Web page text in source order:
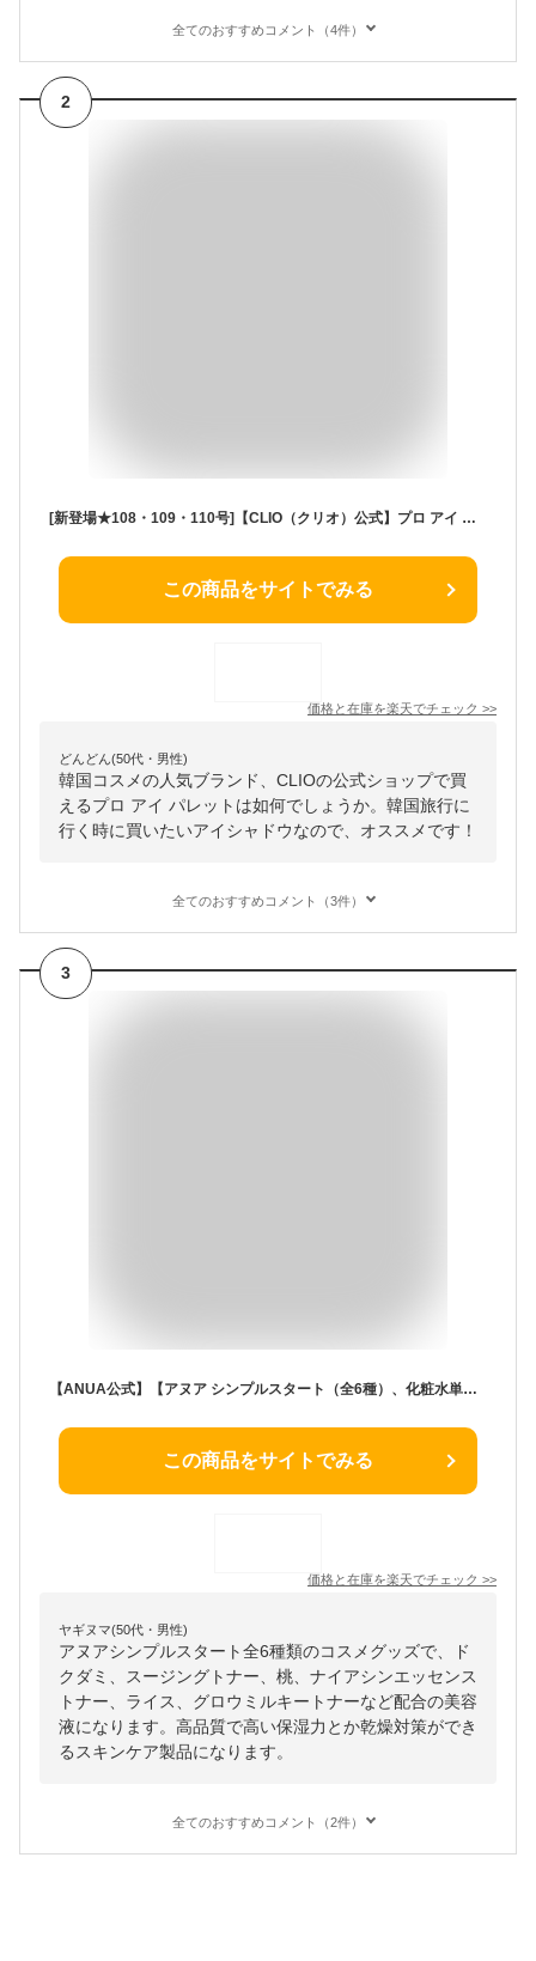
全てのおすすめコメント（4件）
2
[新登場★108・109・110号]【CLIO（クリオ）公式】プロ アイ パレット エアー / 12色 アイシャドウ 定番 人気 デイリー 韓国 コスメ 多色 メイク
この商品をサイトでみる
価格と在庫を楽天でチェック >>
どんどん(50代・男性)
韓国コスメの人気ブランド、CLIOの公式ショップで買
えるプロ アイ パレットは如何でしょうか。韓国旅行に
行く時に買いたいアイシャドウなので、オススメです！
全てのおすすめコメント（3件）
3
【ANUA公式】【アヌア シンプルスタート（全6種）、化粧水単品 250ml（全4種）】ドクダミ 桃 ライス シラカバ 化粧水 ローション 輸液 美容液 ニキビ 皮脂 肌キメ シワ 韓国コスメ アヌア
この商品をサイトでみる
価格と在庫を楽天でチェック >>
ヤギヌマ(50代・男性)
アヌアシンプルスタート全6種類のコスメグッズで、ド
クダミ、スージングトナー、桃、ナイアシンエッセンス
トナー、ライス、グロウミルキートナーなど配合の美容
液になります。高品質で高い保湿力とか乾燥対策ができ
るスキンケア製品になります。
全てのおすすめコメント（2件）